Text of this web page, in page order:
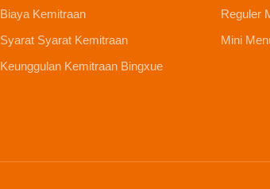
Biaya Kemitraan
Syarat Syarat Kemitraan
Keunggulan Kemitraan Bingxue
Reguler
Mini